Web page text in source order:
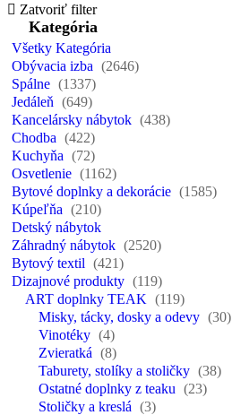
Zatvoriť filter
Kategória
Všetky Kategória
Obývacia izba (2646)
Spálne (1337)
Jedáleň (649)
Kancelársky nábytok (438)
Chodba (422)
Kuchyňa (72)
Osvetlenie (1162)
Bytové doplnky a dekorácie (1585)
Kúpeľňa (210)
Detský nábytok
Záhradný nábytok (2520)
Bytový textil (421)
Dizajnové produkty (119)
ART doplnky TEAK (119)
Misky, tácky, dosky a odevy (30)
Vinotéky (4)
Zvieratká (8)
Taburety, stolíky a stoličky (38)
Ostatné doplnky z teaku (23)
Stoličky a kreslá (3)